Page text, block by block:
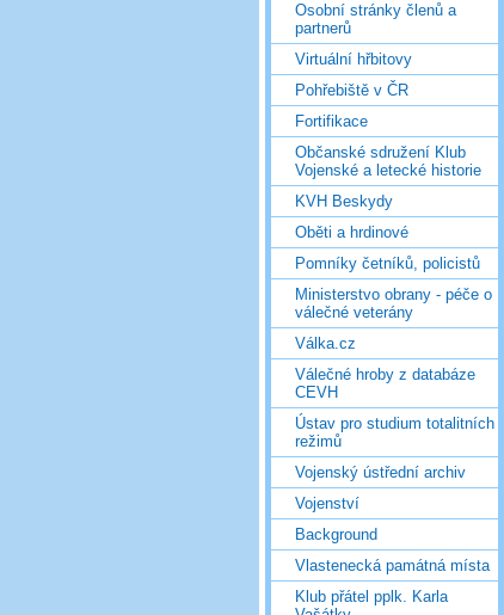
Osobní stránky členů a
partnerů
Virtuální hřbitovy
Pohřebiště v ČR
Fortifikace
Občanské sdružení Klub
Vojenské a letecké historie
KVH Beskydy
Oběti a hrdinové
Pomníky četníků, policistů
Ministerstvo obrany - péče o
válečné veterány
Válka.cz
Válečné hroby z databáze
CEVH
Ústav pro studium totalitních
režimů
Vojenský ústřední archiv
Vojenství
Background
Vlastenecká památná místa
Klub přátel pplk. Karla